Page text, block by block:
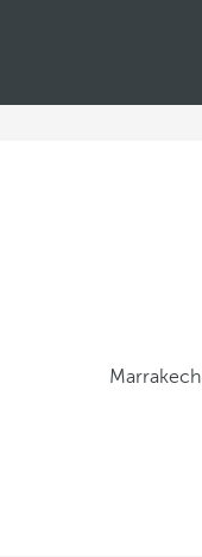
Marrakech